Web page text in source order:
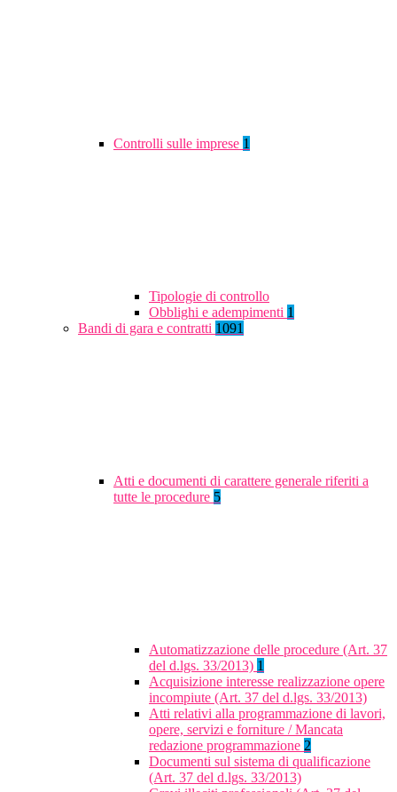
Controlli sulle imprese 1
Tipologie di controllo
Obblighi e adempimenti 1
Bandi di gara e contratti 1091
Atti e documenti di carattere generale riferiti a
tutte le procedure 5
Automatizzazione delle procedure (Art. 37
del d.lgs. 33/2013) 1
Acquisizione interesse realizzazione opere
incompiute (Art. 37 del d.lgs. 33/2013)
Atti relativi alla programmazione di lavori,
opere, servizi e forniture / Mancata
redazione programmazione 2
Documenti sul sistema di qualificazione
(Art. 37 del d.lgs. 33/2013)